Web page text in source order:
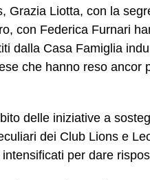
Grazia Liotta, con la
con Federica Furnari
dalla Casa Famiglia
che hanno reso ancor
delle iniziative a
dei Club Lions e
per dare